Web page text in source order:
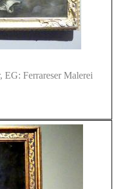
EG: Ferrareser Malerei